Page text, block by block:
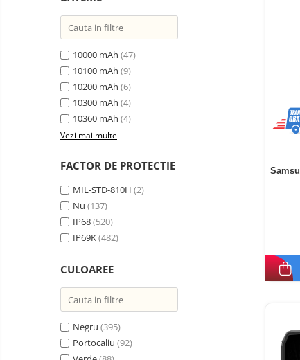
10000 mAh (47)
10100 mAh (9)
10200 mAh (6)
10300 mAh (4)
10360 mAh (4)
Vezi mai multe
FACTOR DE PROTECTIE
MIL-STD-810H (2)
Nu (137)
IP68(520)
IP69K(482)
CULOAREE
Negru (395)
Portocaliu (92)